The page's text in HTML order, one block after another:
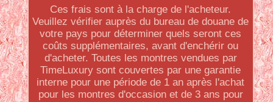
Ces frais sont à la charge de l'acheteur.
Veuillez vérifier auprès du bureau de douane de
votre pays pour déterminer quels seront ces
coûts supplémentaires, avant d'enchérir ou
d'acheter. Toutes les montres vendues par
TimeLuxury sont couvertes par une garantie
interne pour une période de 1 an après l'achat
pour les montres d'occasion et de 3 ans pour